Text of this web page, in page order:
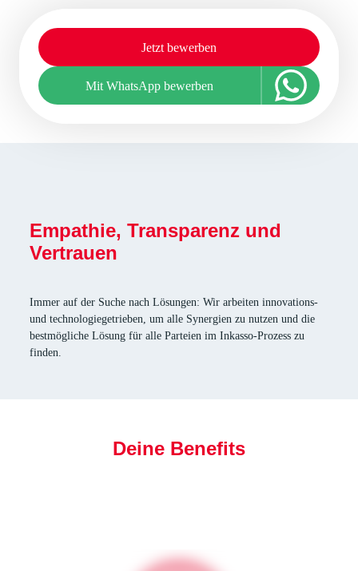
Jetzt bewerben
Mit WhatsApp bewerben
Empathie, Transparenz und
Vertrauen
Immer auf der Suche nach Lösungen: Wir arbeiten innovations-
und technologiegetrieben, um alle Synergien zu nutzen und die
bestmögliche Lösung für alle Parteien im Inkasso-Prozess zu
finden.
Deine Benefits